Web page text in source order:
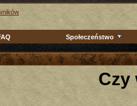
Społeczeństwo
Czy